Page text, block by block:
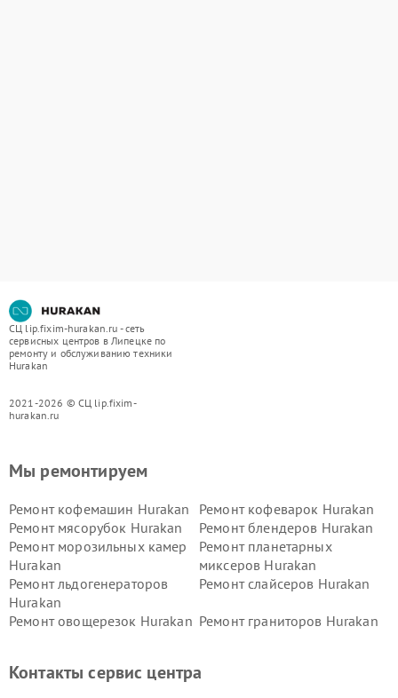
СЦ lip.fixim-hurakan.ru - сеть
сервисных центров в Липецке по
ремонту и обслуживанию техники
Hurakan
2021-2026 © СЦ lip.fixim-
hurakan.ru
Мы ремонтируем
Ремонт кофемашин Hurakan
Ремонт кофеварок Hurakan
Ремонт мясорубок Hurakan
Ремонт блендеров Hurakan
Ремонт морозильных камер
Hurakan
Ремонт планетарных
миксеров Hurakan
Ремонт льдогенераторов
Hurakan
Ремонт слайсеров Hurakan
Ремонт овощерезок Hurakan Ремонт граниторов Hurakan
Hurakan
Контакты сервис центра